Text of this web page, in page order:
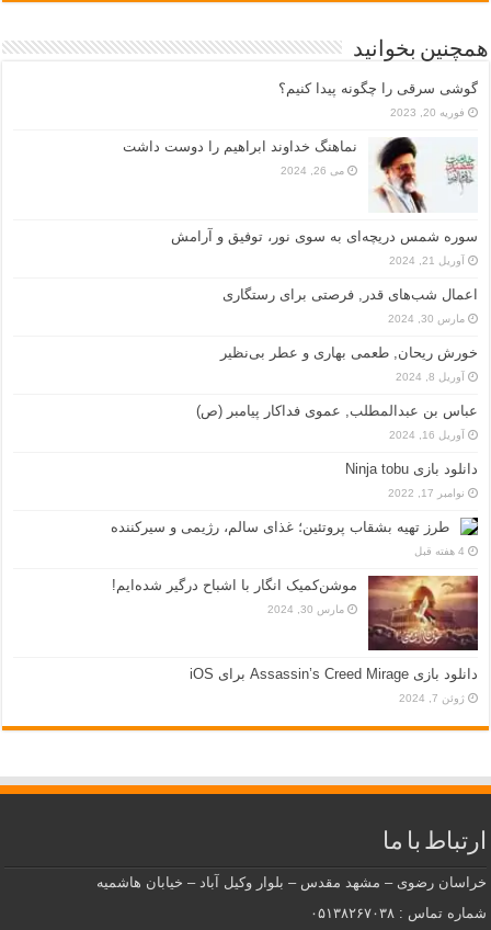
همچنین بخوانید
گوشی سرقی را چگونه پیدا کنیم؟
فوریه 20, 2023
نماهنگ خداوند ابراهیم را دوست داشت
می 26, 2024
سوره شمس دریچه‌ای به سوی نور، توفیق و آرامش
آوریل 21, 2024
اعمال شب‌های قدر, فرصتی برای رستگاری
مارس 30, 2024
خورش ریحان, طعمی بهاری و عطر بی‌نظیر
آوریل 8, 2024
عباس بن عبدالمطلب, عموی فداکار پیامبر (ص)
آوریل 16, 2024
دانلود بازی Ninja tobu
نوامبر 17, 2022
طرز تهیه بشقاب پروتئین؛ غذای سالم، رژیمی و سیرکننده
4 هفته قبل
موشن‌کمیک انگار با اشباح درگیر شده‌ایم!
مارس 30, 2024
دانلود بازی Assassin’s Creed Mirage برای iOS
ژوئن 7, 2024
ارتباط با ما
خراسان رضوی – مشهد مقدس – بلوار وکیل آباد – خیابان هاشمیه
شماره تماس : ۰۵۱۳۸۲۶۷۰۳۸